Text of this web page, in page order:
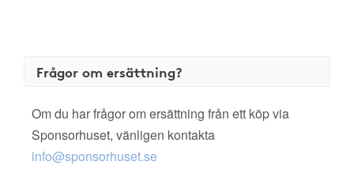
Frågor om ersättning?
Om du har frågor om ersättning från ett köp via
Sponsorhuset, vänligen kontakta
info@sponsorhuset.se